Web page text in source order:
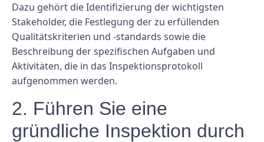
Dazu gehört die Identifizierung der wichtigsten
Stakeholder, die Festlegung der zu erfüllenden
Qualitätskriterien und -standards sowie die
Beschreibung der spezifischen Aufgaben und
Aktivitäten, die in das Inspektionsprotokoll
aufgenommen werden.
2. Führen Sie eine
gründliche Inspektion durch